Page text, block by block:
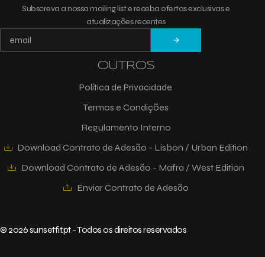
Subscreva a nossa mailing list e receba ofertas exclusivas e
atualizações recentes
OUTROS
Política de Privacidade
Termos e Condições
Regulamento Interno
Download Contrato de Adesão - Lisbon / Urban Edition
Download Contrato de Adesão - Mafra / West Edition
Enviar Contrato de Adesão
© 2026 sunsetfit.pt - Todos os direitos reservados